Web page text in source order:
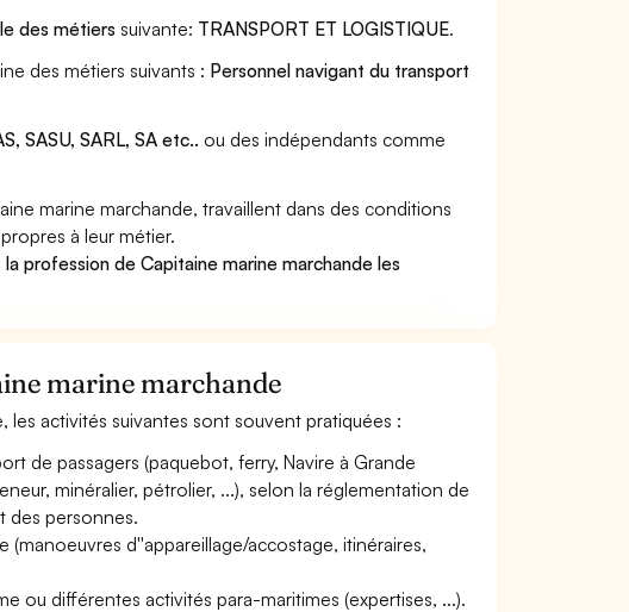
des métiers suivante: TRANSPORT ET LOGISTIQUE.
des métiers suivants : Personnel navigant du transport
SASU, SARL, SA etc.. ou des indépendants comme
marine marchande, travaillent dans des conditions
à leur métier.
profession de Capitaine marine marchande les
marine marchande
les activités suivantes sont souvent pratiquées :
de passagers (paquebot, ferry, Navire à Grande
minéralier, pétrolier, ...), selon la réglementation de
des personnes.
d''appareillage/accostage, itinéraires,
ou différentes activités para-maritimes (expertises, ...).